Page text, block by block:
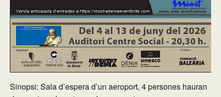
Sinopsi: Sala d’espera d’un aeroport, 4 persones hauran